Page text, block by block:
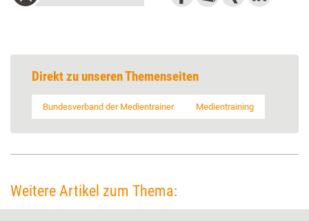
Direkt zu unseren Themenseiten
Bundesverband der Medientrainer Medientraining
Weitere Artikel zum Thema: